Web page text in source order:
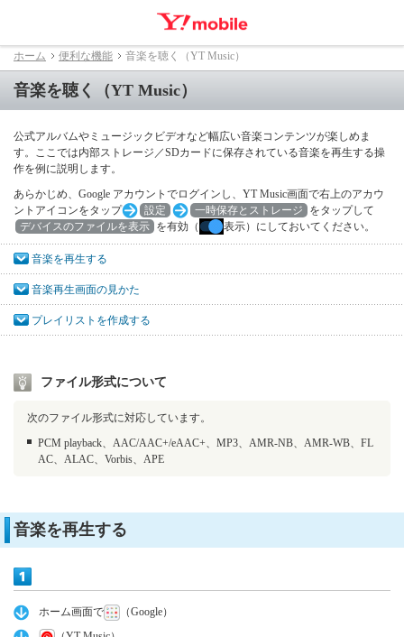
ホーム 便利な機能 音楽を聴く（YT Music）
音楽を聴く（YT Music）
公式アルバムやミュージックビデオなど幅広い音楽コンテンツが楽しめま
す。ここでは内部ストレージ／SDカードに保存されている音楽を再生する操
作を例に説明します。
あらかじめ、Google アカウントでログインし、YT Music画面で右上のアカウ
ントアイコンをタップ
設定 一時保存とストレージ
をタップして
デバイスのファイルを表示 を有効（ 表示）にしておいてください。
音楽を再生する
音楽再生画面の見かた
プレイリストを作成する
ファイル形式について
次のファイル形式に対応しています。
PCM playback、AAC/AAC+/eAAC+、MP3、AMR-NB、AMR-WB、FL
AC、ALAC、Vorbis、APE
音楽を再生する
ホーム画面で
（Google）